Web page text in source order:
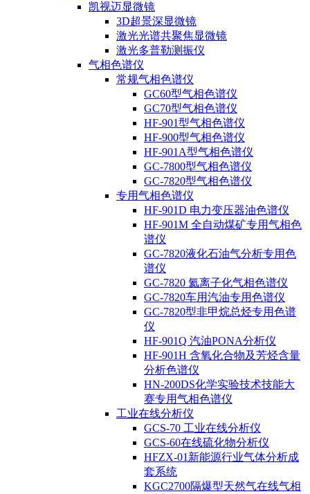
凯视迈显微镜
3D超景深显微镜
激光光谱共聚焦显微镜
激光多普勒测振仪
气相色谱仪
常规气相色谱仪
GC60型气相色谱仪
GC70型气相色谱仪
HF-901型气相色谱仪
HF-900型气相色谱仪
HF-901A型气相色谱仪
GC-7800型气相色谱仪
GC-7820型气相色谱仪
专用气相色谱仪
HF-901D 电力变压器油色谱仪
HF-901M 全自动煤矿专用气相色
谱仪
GC-7820液化石油气分析专用色
谱仪
GC-7820 氦离子化气相色谱仪
GC-7820车用汽油专用色谱仪
GC-7820型非甲烷总烃专用色谱
仪
HF-901Q 汽油PONA分析仪
HF-901H 含氧化合物及芳烃含量
分析色谱仪
HN-200DS化学实验技术技能大
赛专用气相色谱仪
工业在线分析仪
GCS-70 工业在线分析仪
GCS-60在线硫化物分析仪
HFZX-01新能源行业气体分析成
套系统
KGC2700隔爆型天然气在线气相